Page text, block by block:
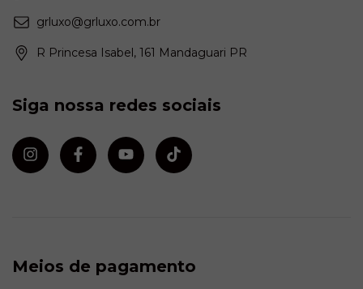
grluxo@grluxo.com.br
R Princesa Isabel, 161 Mandaguari PR
Siga nossa redes sociais
Meios de pagamento